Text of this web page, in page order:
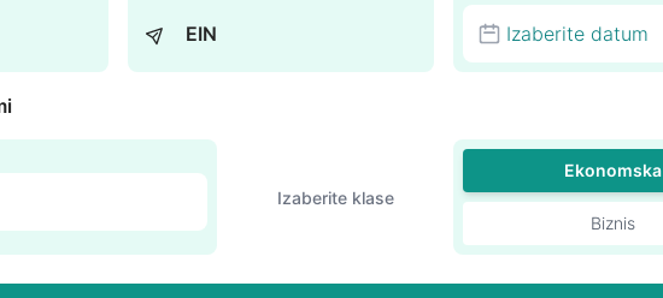
Izaberite datum
Izaberite klase
Ekonomska
Biznis